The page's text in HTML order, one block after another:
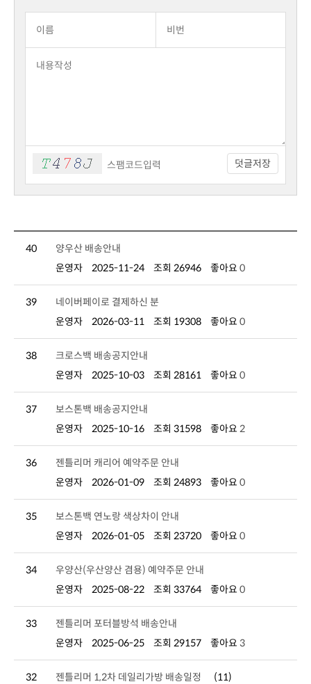
덧글저장
40
양우산 배송안내
운영자
2025-11-24 조회 26946 좋아요 0
39
네이버페이로 결제하신 분
운영자
2026-03-11 조회 19308 좋아요 0
38
크로스백 배송공지안내
운영자
2025-10-03 조회 28161 좋아요 0
37
보스톤백 배송공지안내
운영자
2025-10-16 조회 31598 좋아요 2
36
젠틀리머 캐리어 예약주문 안내
운영자
2026-01-09 조회 24893 좋아요 0
35
보스톤백 연노랑 색상차이 안내
운영자
2026-01-05 조회 23720 좋아요 0
34
우양산(우산양산 겸용) 예약주문 안내
운영자
2025-08-22 조회 33764 좋아요 0
33
젠틀리머 포터블방석 배송안내
운영자
2025-06-25 조회 29157 좋아요 3
32 젠틀리머 1,2차 데일리가방 배송일정
(11)